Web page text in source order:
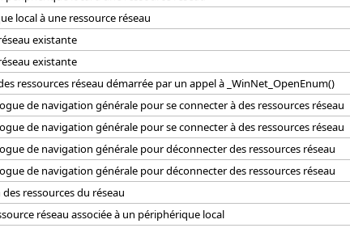
local à une ressource réseau
existante
existante
ressources réseau démarrée par un appel à _WinNet_OpenEnum()
de navigation générale pour se connecter à des ressources réseau
de navigation générale pour se connecter à des ressources réseau
de navigation générale pour déconnecter des ressources réseau
de navigation générale pour déconnecter des ressources réseau
ressources du réseau
réseau associée à un périphérique local